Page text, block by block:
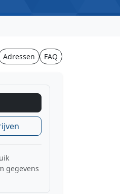
Adressen FAQ
gegevens